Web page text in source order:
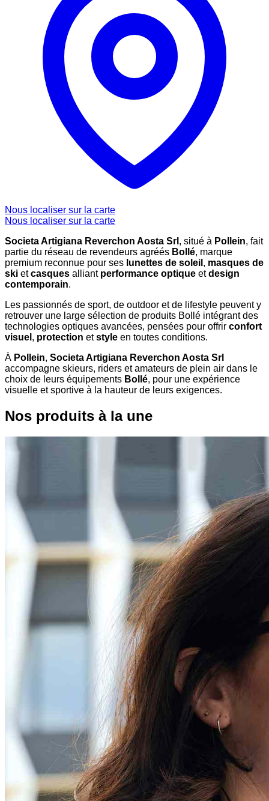
Nous localiser sur la carte
Nous localiser sur la carte
Societa Artigiana Reverchon Aosta Srl , situé à Pollein, fait
partie du réseau de revendeurs agréés Bollé, marque
premium reconnue pour ses lunettes de soleil , masques de
ski etcasques alliant performance optique etdesign
contemporain.
Les passionnés de sport, de outdoor et de lifestyle peuvent y
retrouver une large sélection de produits Bollé intégrant des
technologies optiques avancées, pensées pour offrir confort
visuel , protection etstyle en toutes conditions.
À Pollein, Societa Artigiana Reverchon Aosta Srl
accompagne skieurs, riders et amateurs de plein air dans le
choix de leurs équipements Bollé, pour une expérience
visuelle et sportive à la hauteur de leurs exigences.
Nos produits à la une